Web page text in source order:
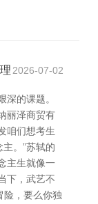
2026-07-02
的课题。
丽泽商贸有
咱们想考生
。”苏轼的
主生就像一
下，武艺不
险，要么你独